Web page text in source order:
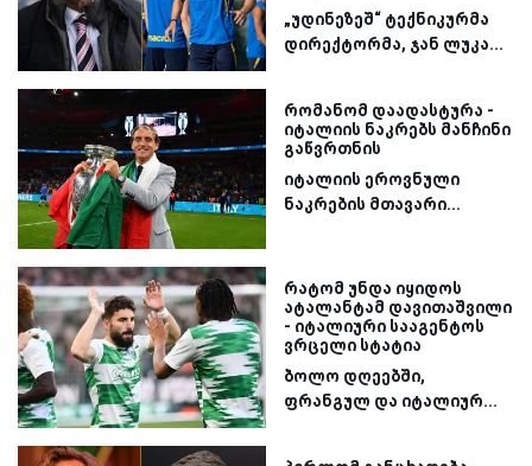
„უდინეზეშ“ ტექნიკურმა
დირექტორმა, ჯან ლუკა...
რომანომ დაადასტურა -
იტალიის ნაკრებს მანჩინი
გაწვრთნის
იტალიის ეროვნული
ნაკრების მთავარი...
რატომ უნდა იყიდოს
ატალანტამ დავითაშვილი
- იტალიური სააგენტოს
ვრცელი სტატია
ბოლო დღეებში,
ფრანგულ და იტალიურ...